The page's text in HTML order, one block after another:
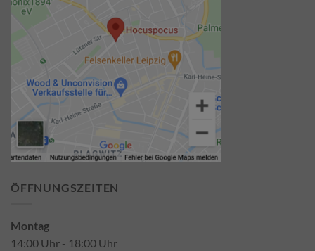
ÖFFNUNGSZEITEN
Montag
14:00 Uhr - 18:00 Uhr